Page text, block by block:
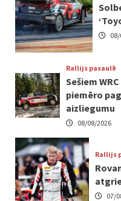
Rallijs pasaulē
Sešiem
piemēro
aizliegumu
08/08/2026
Rallijs
07/